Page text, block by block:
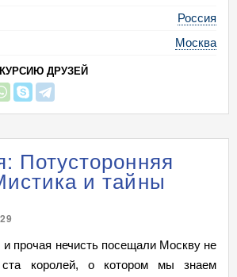
Россия
Москва
ДРУЗЕЙ
Потусторонняя
и тайны
29
прочая нечисть посещали Москву не
королей, о котором мы знаем